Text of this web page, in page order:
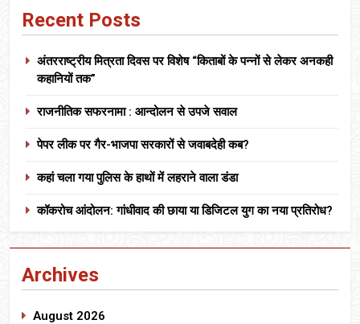
Recent Posts
अंतरराष्ट्रीय मित्रता दिवस पर विशेष “किताबों के पन्नों से लेकर अनकही
कहानियों तक”
राजनीतिक सफरनामा : आन्दोलन से उपजे सवाल
पेपर लीक पर गैर-भाजपा सरकारों से जवाबदेही कब?
कहां चला गया पुलिस के हाथों में लहराने वाला डंडा
कॉकरोच आंदोलन: गांधीवाद की छाया या डिजिटल युग का नया प्रतिरोध?
Archives
August 2026